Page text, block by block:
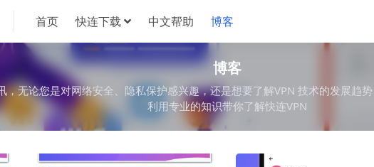
首页 快连下载 中文帮助 博客
博客
，无论您是对网络安全、隐私保护感兴趣，还是想要了解VPN 技术的发展趋
利用专业的知识带你了解快连VPN